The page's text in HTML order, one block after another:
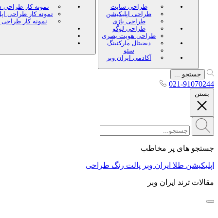
طراحی سایت
طراحی اپلیکیشن
طراحی بازی
طراحی لوگو
طراحی هویت بصری
دیجیتال مارکتینگ
سئو
آکادمی ایران وبر
نمونه کار
نمونه کار طراحی
نمونه کار طراحی
جستجو ...
021-91070244
بستن
جستجو های پر مخاطب
اپلیکیشن طلا ایران وبر پالت رنگ طراحی
مقالات ترند ایران وبر